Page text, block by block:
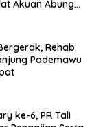
Akuan Abung
Rehab
Pademawu
ke-6, PR Tali